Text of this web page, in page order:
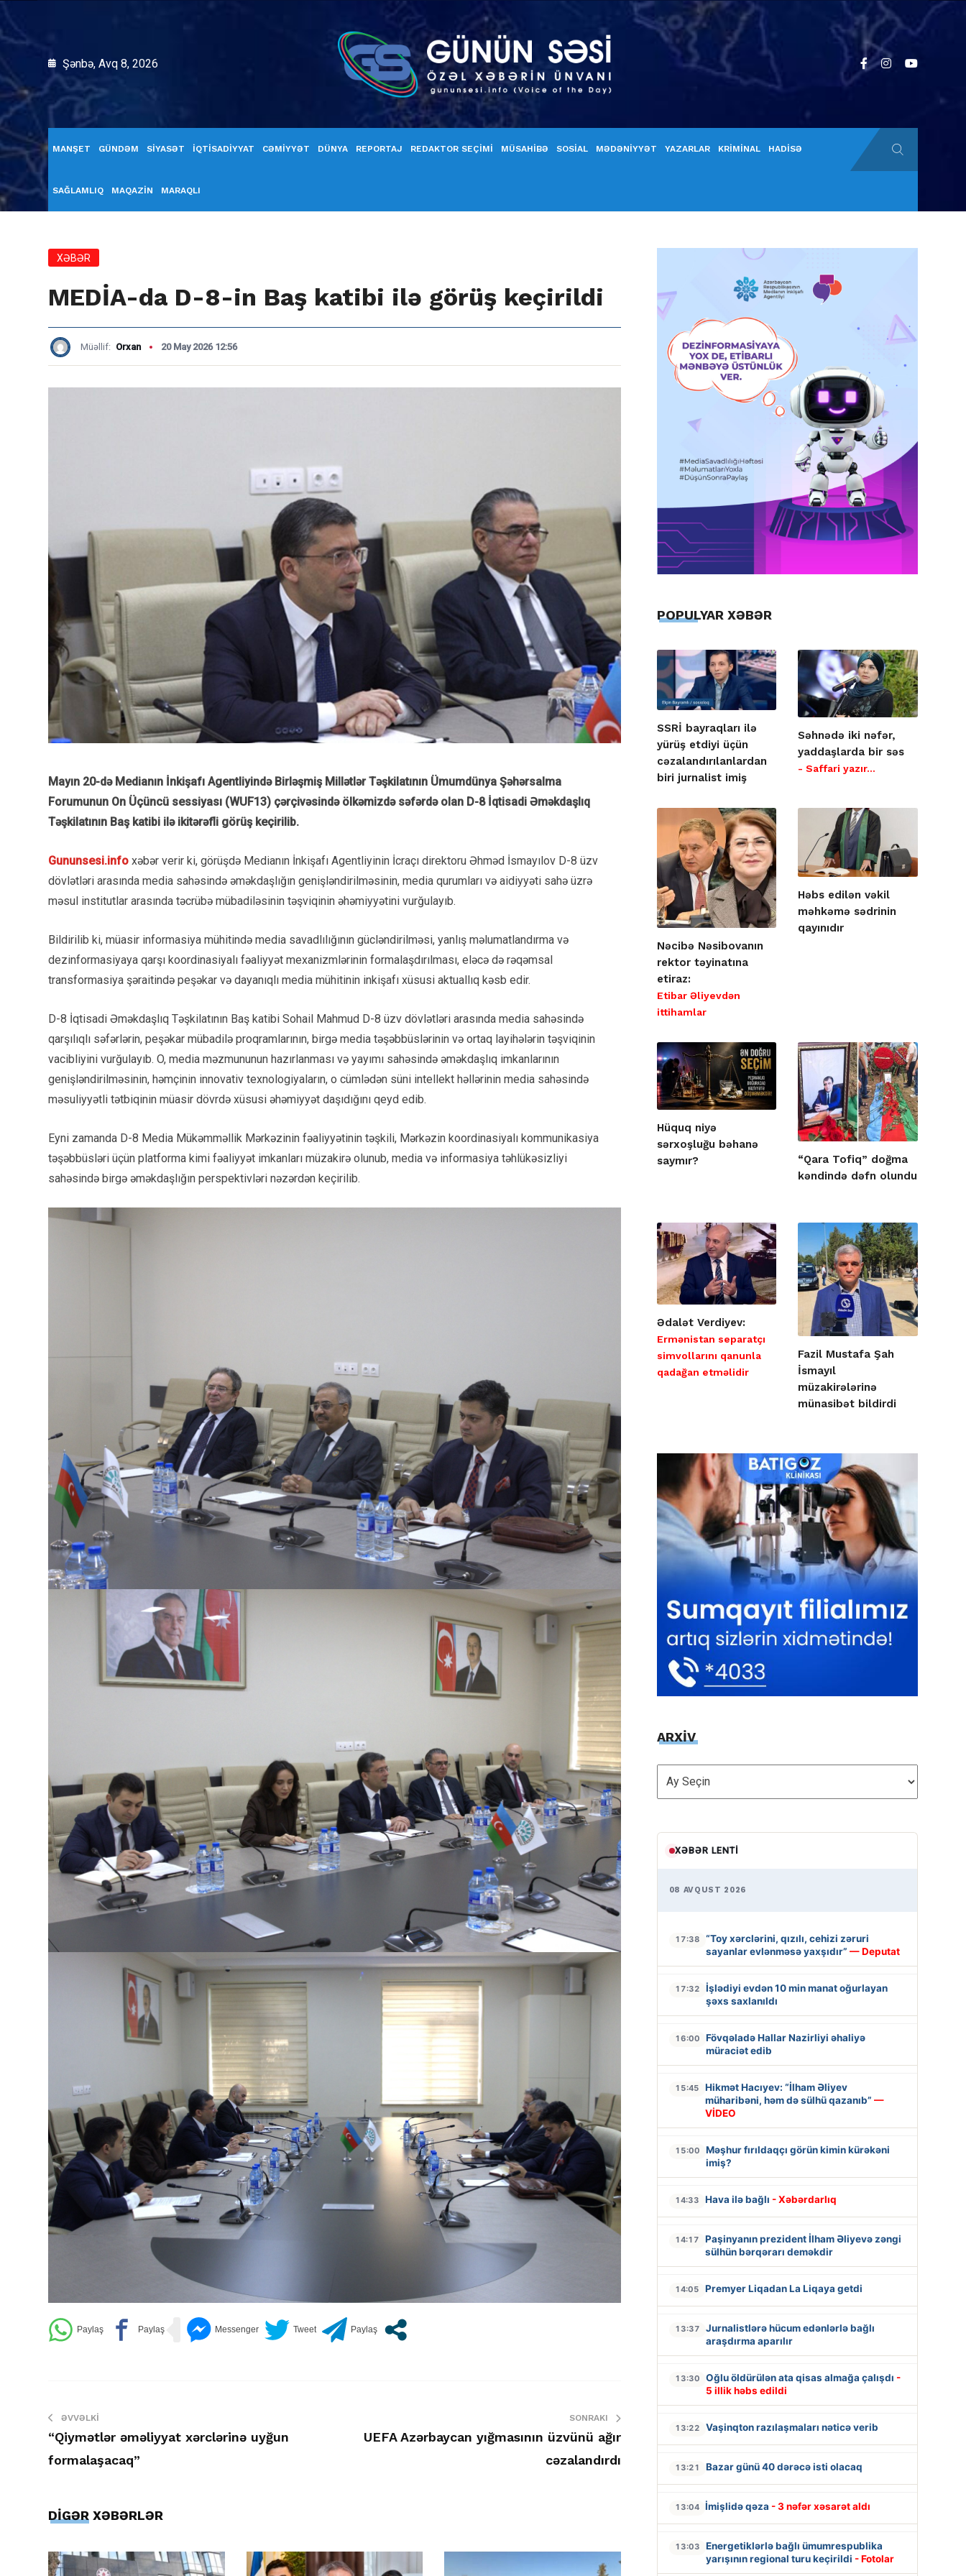
Şənbə, Avq 8, 2026
MANŞET GÜNDƏM SİYASƏT İQTİSADİYYAT CƏMİYYƏT DÜNYA REPORTAJ REDAKTOR SEÇİMİ MÜSAHİBƏ SOSİAL MƏDƏNİYYƏT YAZARLAR KRİMİNAL HADİSƏ
SAĞLAMLIQ MAQAZİN MARAQLI
XƏBƏR
MEDİA-da D-8-in Baş katibi ilə görüş keçirildi
Müəllif: Orxan 20 May 2026 12:56
Mayın 20-də Medianın İnkişafı Agentliyində Birləşmiş Millətlər Təşkilatının Ümumdünya Şəhərsalma
Forumunun On Üçüncü sessiyası (WUF13) çərçivəsində ölkəmizdə səfərdə olan D-8 İqtisadi Əməkdaşlıq
Təşkilatının Baş katibi ilə ikitərəfli görüş keçirilib.
Gununsesi.info xəbər verir ki, görüşdə Medianın İnkişafı Agentliyinin İcraçı direktoru Əhməd İsmayılov D-8 üzv
dövlətləri arasında media sahəsində əməkdaşlığın genişləndirilməsinin, media qurumları və aidiyyəti sahə üzrə
məsul institutlar arasında təcrübə mübadiləsinin təşviqinin əhəmiyyətini vurğulayıb.
Bildirilib ki, müasir informasiya mühitində media savadlılığının gücləndirilməsi, yanlış məlumatlandırma və
dezinformasiyaya qarşı koordinasiyalı fəaliyyət mexanizmlərinin formalaşdırılması, eləcə də rəqəmsal
transformasiya şəraitində peşəkar və dayanıqlı media mühitinin inkişafı xüsusi aktuallıq kəsb edir.
D-8 İqtisadi Əməkdaşlıq Təşkilatının Baş katibi Sohail Mahmud D-8 üzv dövlətləri arasında media sahəsində
qarşılıqlı səfərlərin, peşəkar mübadilə proqramlarının, birgə media təşəbbüslərinin və ortaq layihələrin təşviqinin
vacibliyini vurğulayıb. O, media məzmununun hazırlanması və yayımı sahəsində əməkdaşlıq imkanlarının
genişləndirilməsinin, həmçinin innovativ texnologiyaların, o cümlədən süni intellekt həllərinin media sahəsində
məsuliyyətli tətbiqinin müasir dövrdə xüsusi əhəmiyyət daşıdığını qeyd edib.
Eyni zamanda D-8 Media Mükəmməllik Mərkəzinin fəaliyyətinin təşkili, Mərkəzin koordinasiyalı kommunikasiya
təşəbbüsləri üçün platforma kimi fəaliyyət imkanları müzakirə olunub, media və informasiya təhlükəsizliyi
sahəsində birgə əməkdaşlığın perspektivləri nəzərdən keçirilib.
ƏVVƏLKI
“Qiymətlər əməliyyat xərclərinə uyğun
formalaşacaq”
SONRAKI
UEFA Azərbaycan yığmasının üzvünü ağır
cəzalandırdı
DİGƏR XƏBƏRLƏR
POPULYAR XƏBƏR
SSRİ bayraqları ilə
yürüş etdiyi üçün
cəzalandırılanlardan
biri jurnalist imiş
Səhnədə iki nəfər,
yaddaşlarda bir səs
- Saffari yazır…
Nəcibə Nəsibovanın
rektor təyinatına
etiraz:
Etibar Əliyevdən
ittihamlar
Həbs edilən vəkil
məhkəmə sədrinin
qayınıdır
Hüquq niyə
sərxoşluğu bəhanə
saymır?
“Qara Tofiq” doğma
kəndində dəfn olundu
Ədalət Verdiyev:
Ermənistan separatçı
simvollarını qanunla
qadağan etməlidir
Fazil Mustafa Şah
İsmayıl
müzakirələrinə
münasibət bildirdi
ARXİV
ARXİV
XƏBƏR LENTI
08 AVQUST 2026
17:38
“Toy xərclərini, qızılı, cehizi zəruri
sayanlar evlənməsə yaxşıdır” — Deputat
17:32
İşlədiyi evdən 10 min manat oğurlayan
şəxs saxlanıldı
16:00
Fövqəladə Hallar Nazirliyi əhaliyə
müraciət edib
15:45
Hikmət Hacıyev: “İlham Əliyev
müharibəni, həm də sülhü qazanıb” —
VİDEO
15:00
Məşhur fırıldaqçı görün kimin kürəkəni
imiş?
14:33 Hava ilə bağlı - Xəbərdarlıq
14:17
Paşinyanın prezident İlham Əliyevə zəngi
sülhün bərqərarı deməkdir
14:05 Premyer Liqadan La Liqaya getdi
13:37
Jurnalistlərə hücum edənlərlə bağlı
araşdırma aparılır
13:30 Oğlu öldürülən ata qisas almağa çalışdı -
5 illik həbs edildi
13:22 Vaşinqton razılaşmaları nəticə verib
13:21 Bazar günü 40 dərəcə isti olacaq
13:04 İmişlidə qəza - 3 nəfər xəsarət aldı
13:03
Energetiklərlə bağlı ümumrespublika
yarışının regional turu keçirildi - Fotolar